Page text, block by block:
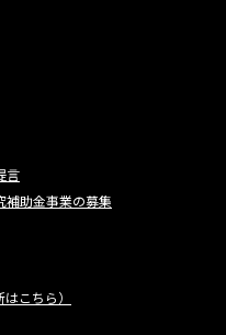
言
補助金事業の募集
こちら）